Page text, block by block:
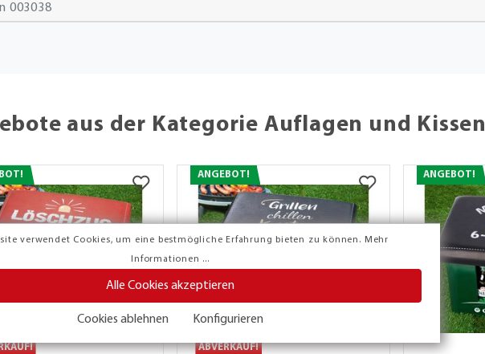
verwendet Cookies, um eine bestmögliche Erfahrung bieten zu können. Mehr
Informationen ...
Alle Cookies akzeptieren
Cookies ablehnen Konfigurieren
003038
aus der Kategorie Auflagen und Kissen
ANGEBOT!
ABVERKAUF!
ANGEBOT!